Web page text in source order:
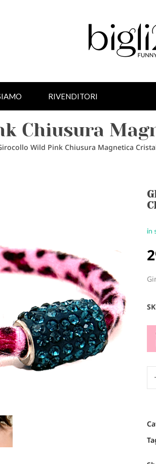
RIVENDITORI
Chiusura
Wild Pink Chiusura Magnetica
in